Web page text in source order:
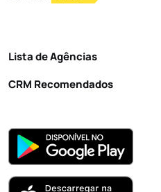
Lista de Agências
CRM Recomendados